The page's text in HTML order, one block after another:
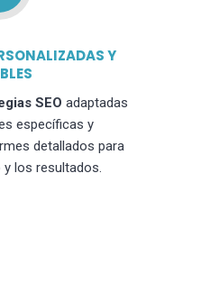
Y
SEO adaptadas
específicas y
detallados para
los resultados.